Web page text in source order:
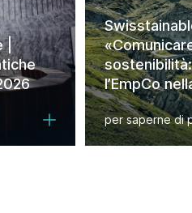
|
l’EmpCo
per saperne di